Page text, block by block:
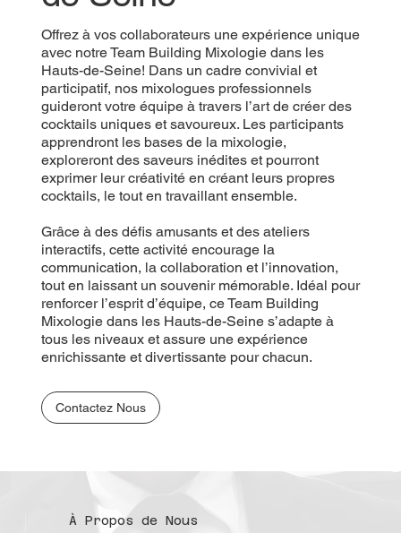
Offrez à vos collaborateurs une expérience unique
avec notre Team Building Mixologie dans les
Hauts-de-Seine! Dans un cadre convivial et
participatif, nos mixologues professionnels
guideront votre équipe à travers l’art de créer des
cocktails uniques et savoureux. Les participants
apprendront les bases de la mixologie,
exploreront des saveurs inédites et pourront
exprimer leur créativité en créant leurs propres
cocktails, le tout en travaillant ensemble.
Grâce à des défis amusants et des ateliers
interactifs, cette activité encourage la
communication, la collaboration et l’innovation,
tout en laissant un souvenir mémorable. Idéal pour
renforcer l’esprit d’équipe, ce Team Building
Mixologie dans les Hauts-de-Seine s’adapte à
tous les niveaux et assure une expérience
enrichissante et divertissante pour chacun.
Contactez Nous
À Propos de Nous